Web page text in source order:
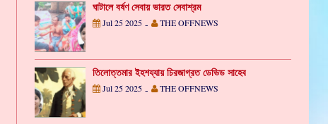
ঘাটালে বর্ষণ সেবায় ভারত সেবাশ্রম
Jul 25 2025 - THE OFFNEWS
তিলোত্তমার ইহশয্যায় চিরজাগ্রত ডেভিড সাহেব
Jul 25 2025 - THE OFFNEWS